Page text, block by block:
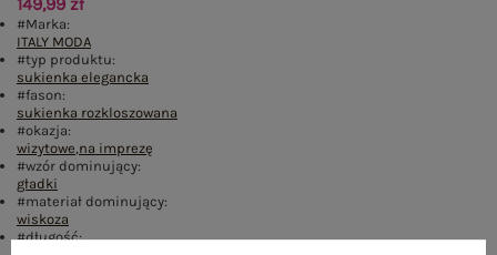
149,99 zł
#Marka:
ITALY MODA
#typ produktu:
sukienka elegancka
#fason:
sukienka rozkloszowana
#okazja:
wizytowe,na imprezę
#wzór dominujący:
gładki
#materiał dominujący:
wiskoza
#długość: